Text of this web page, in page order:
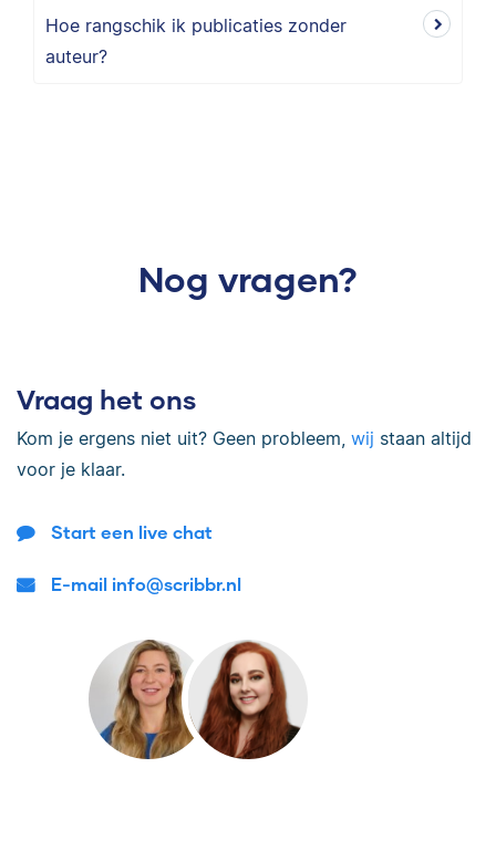
Hoe rangschik ik publicaties zonder
auteur?
Nog vragen?
Vraag het ons
Kom je ergens niet uit? Geen probleem, wij staan altijd
voor je klaar.
Start een live chat
E-mail info@scribbr.nl